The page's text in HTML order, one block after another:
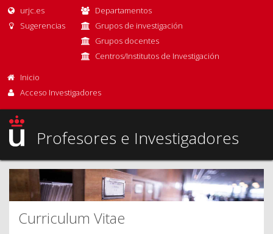
urjc.es
Sugerencias
Departamentos
Grupos de investigación
Grupos docentes
Centros/Institutos de Investigación
Inicio
Acceso Investigadores
Profesores e Investigadores
Curriculum Vitae